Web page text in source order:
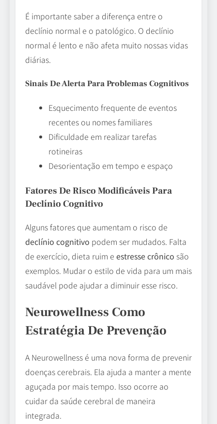
É importante saber a diferença entre o
declínio normal e o patológico. O declínio
normal é lento e não afeta muito nossas vidas
diárias.
Sinais De Alerta Para Problemas Cognitivos
Esquecimento frequente de eventos
recentes ou nomes familiares
Dificuldade em realizar tarefas
rotineiras
Desorientação em tempo e espaço
Fatores De Risco Modificáveis Para
Declínio Cognitivo
Alguns fatores que aumentam o risco de
declínio cognitivo podem ser mudados. Falta
de exercício, dieta ruim e estresse crônico são
exemplos. Mudar o estilo de vida para um mais
saudável pode ajudar a diminuir esse risco.
Neurowellness Como
Estratégia De Prevenção
A Neurowellness é uma nova forma de prevenir
doenças cerebrais. Ela ajuda a manter a mente
aguçada por mais tempo. Isso ocorre ao
cuidar da saúde cerebral de maneira
integrada.